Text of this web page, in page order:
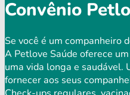
Convênio
Se você é um companheiro
A Petlove Saúde oferece
uma vida longa e saudável.
fornecer aos seus